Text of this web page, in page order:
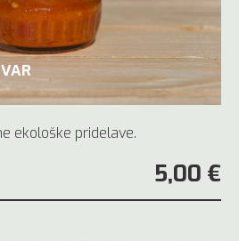
ekološke pridelave.
5,00 €